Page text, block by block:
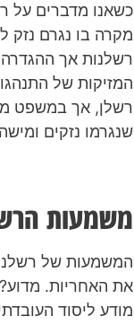
כשאנו מדברים על
מקרה בו נגרם
רשלנות אך
המזיקות של
רשלן, אך במשפט
שנגרמו נזקים
משמעות
המשמעות של
את האחריות.
מודע ליסוד